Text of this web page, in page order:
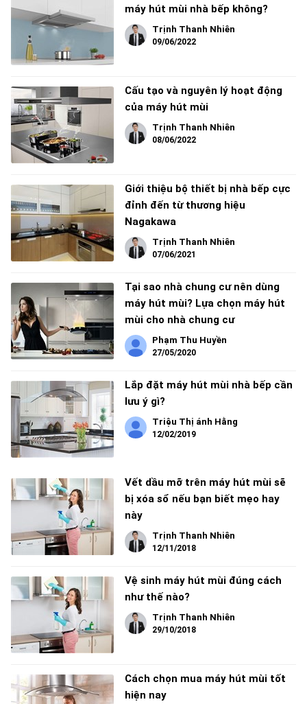
máy hút mùi nhà bếp không?
Trịnh Thanh Nhiên
09/06/2022
Cấu tạo và nguyên lý hoạt động
của máy hút mùi
Trịnh Thanh Nhiên
08/06/2022
Giới thiệu bộ thiết bị nhà bếp cực
đỉnh đến từ thương hiệu
Nagakawa
Trịnh Thanh Nhiên
07/06/2021
Tại sao nhà chung cư nên dùng
máy hút mùi? Lựa chọn máy hút
mùi cho nhà chung cư
Phạm Thu Huyền
27/05/2020
Lắp đặt máy hút mùi nhà bếp cần
lưu ý gì?
Triệu Thị ánh Hằng
12/02/2019
Vết dầu mỡ trên máy hút mùi sẽ
bị xóa sổ nếu bạn biết mẹo hay
này
Trịnh Thanh Nhiên
12/11/2018
Vệ sinh máy hút mùi đúng cách
như thế nào?
Trịnh Thanh Nhiên
29/10/2018
Cách chọn mua máy hút mùi tốt
hiện nay